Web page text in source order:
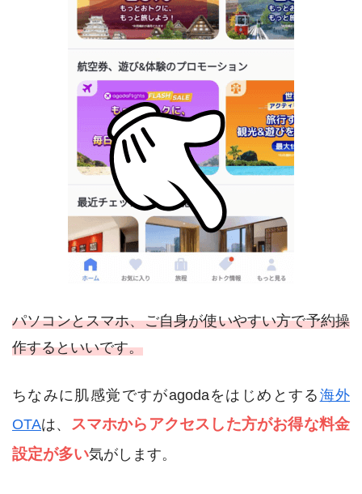
パソコンとスマホ、ご自身が使いやすい方で予約操
作するといいです。
ちなみに肌感覚ですがagodaをはじめとする 海外
OTAは、
スマホからアクセスした方がお得な料金
設定が多い気がします。